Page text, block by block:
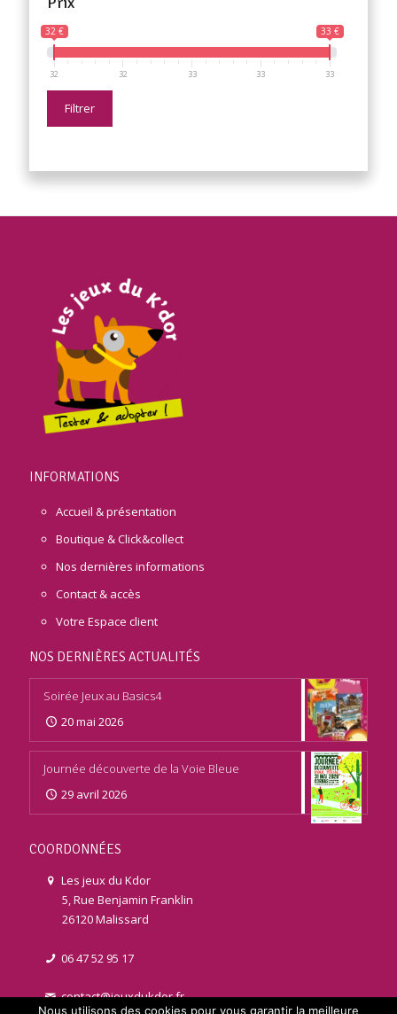
32 € 33 €
32 32 33 33 33
Filtrer
INFORMATIONS
Accueil & présentation
Boutique & Click&collect
Nos dernières informations
Contact & accès
Votre Espace client
NOS DERNIÈRES ACTUALITÉS
Soirée Jeux au Basics4
20 mai 2026
Journée découverte de la Voie Bleue
29 avril 2026
COORDONNÉES
Les jeux du Kdor
5, Rue Benjamin Franklin
26120 Malissard
06 47 52 95 17
contact@jeuxdukdor.fr
Nous utilisons des cookies pour vous garantir la meilleure